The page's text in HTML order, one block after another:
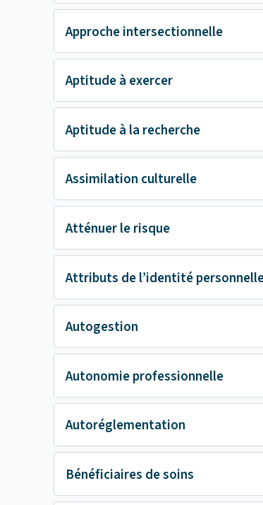
Approche intersectionnelle
Aptitude à exercer
Aptitude à la recherche
Assimilation culturelle
Atténuer le risque
Attributs de l’identité
Autogestion
Autonomie professionnelle
Autoréglementation
Bénéficiaires de soins